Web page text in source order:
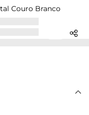
Couro Branco